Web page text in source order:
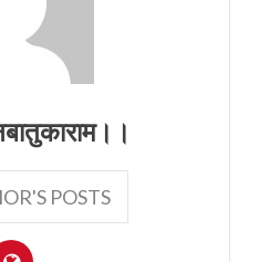
POSTS